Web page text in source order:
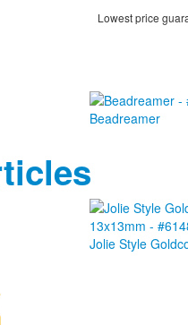
Lowest price
Beadreamer
Jolie Style